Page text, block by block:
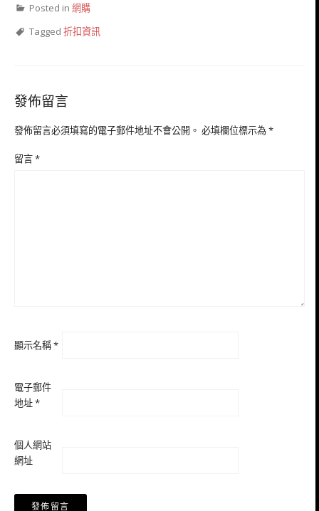
Posted in 網購
Tagged 折扣資訊
發佈留言
發佈留言必須填寫的電子郵件地址不會公開。 必填欄位標示為*
留言*
顯示名稱*
電子郵件
地址*
個人網站
網址